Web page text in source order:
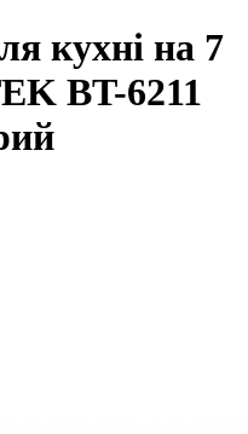
кухні на 7
BT-6211